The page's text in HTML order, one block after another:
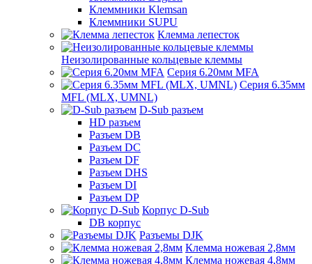
Клеммники Klemsan
Клеммники SUPU
Клемма лепесток
Неизолированные кольцевые клеммы
Серия 6.20мм MFA
Серия 6.35мм
MFL (MLX, UMNL)
D-Sub разъем
HD разъем
Разъем DB
Разъем DC
Разъем DF
Разъем DHS
Разъем DI
Разъем DP
Корпус D-Sub
DB корпус
Разъемы DJK
Клемма ножевая 2,8мм
Клемма ножевая 4,8мм